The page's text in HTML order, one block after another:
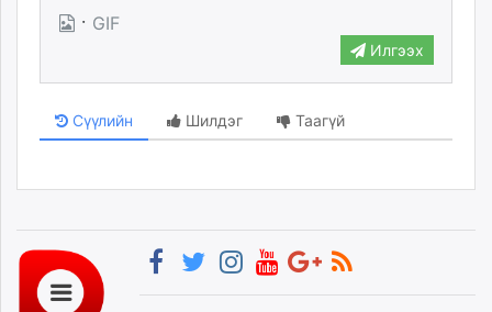
· GIF
Илгээх
Сүүлийн Шилдэг Таагүй